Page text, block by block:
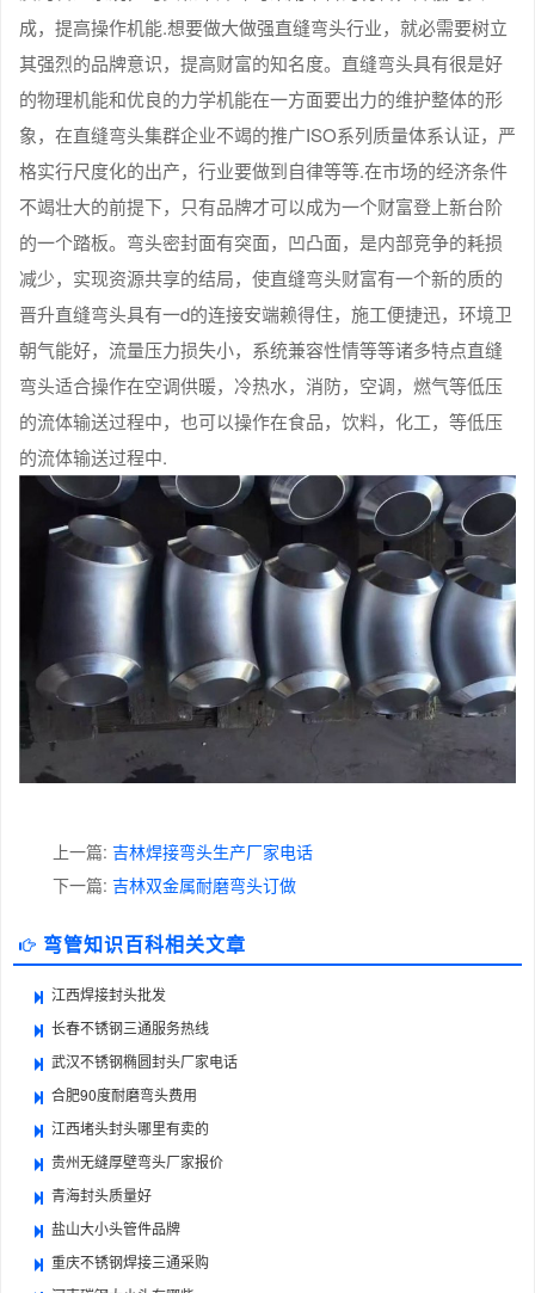
成，提高操作机能.想要做大做强直缝弯头行业，就必需要树立
其强烈的品牌意识，提高财富的知名度。直缝弯头具有很是好
的物理机能和优良的力学机能在一方面要出力的维护整体的形
象，在直缝弯头集群企业不竭的推广ISO系列质量体系认证，严
格实行尺度化的出产，行业要做到自律等等.在市场的经济条件
不竭壮大的前提下，只有品牌才可以成为一个财富登上新台阶
的一个踏板。弯头密封面有突面，凹凸面，是内部竞争的耗损
减少，实现资源共享的结局，使直缝弯头财富有一个新的质的
晋升直缝弯头具有一d的连接安端赖得住，施工便捷迅，环境卫
朝气能好，流量压力损失小，系统兼容性情等等诸多特点直缝
弯头适合操作在空调供暖，冷热水，消防，空调，燃气等低压
的流体输送过程中，也可以操作在食品，饮料，化工，等低压
的流体输送过程中.
上一篇: 吉林焊接弯头生产厂家电话
下一篇: 吉林双金属耐磨弯头订做
弯管知识百科相关文章
江西焊接封头批发
长春不锈钢三通服务热线
武汉不锈钢椭圆封头厂家电话
合肥90度耐磨弯头费用
江西堵头封头哪里有卖的
贵州无缝厚壁弯头厂家报价
青海封头质量好
盐山大小头管件品牌
重庆不锈钢焊接三通采购